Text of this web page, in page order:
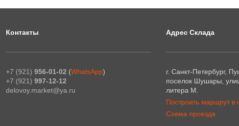
Контакты
+7 (921) 956-01-02 (WhatsApp)
+7 (921) 997-12-12
delovoy.market@ya.ru
Адрес Склада
г. Санкт-Петербург,
поселок Шушары,
литера М.
Построить маршрут в
Схема проезда